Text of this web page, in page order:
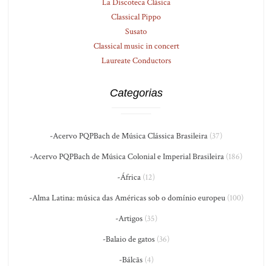
La Discoteca Clásica
Classical Pippo
Susato
Classical music in concert
Laureate Conductors
Categorias
-Acervo PQPBach de Música Clássica Brasileira (37)
-Acervo PQPBach de Música Colonial e Imperial Brasileira (186)
-África (12)
-Alma Latina: música das Américas sob o domínio europeu(100)
-Artigos(35)
-Balaio de gatos (36)
-Bálcãs(4)